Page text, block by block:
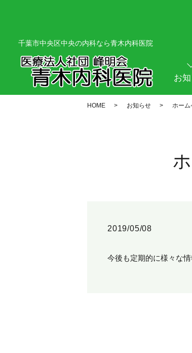
千葉市中央区中央の内科なら青木内科医院
お
HOME お知らせ ホーム
2019/05/08
今後も定期的に様々な